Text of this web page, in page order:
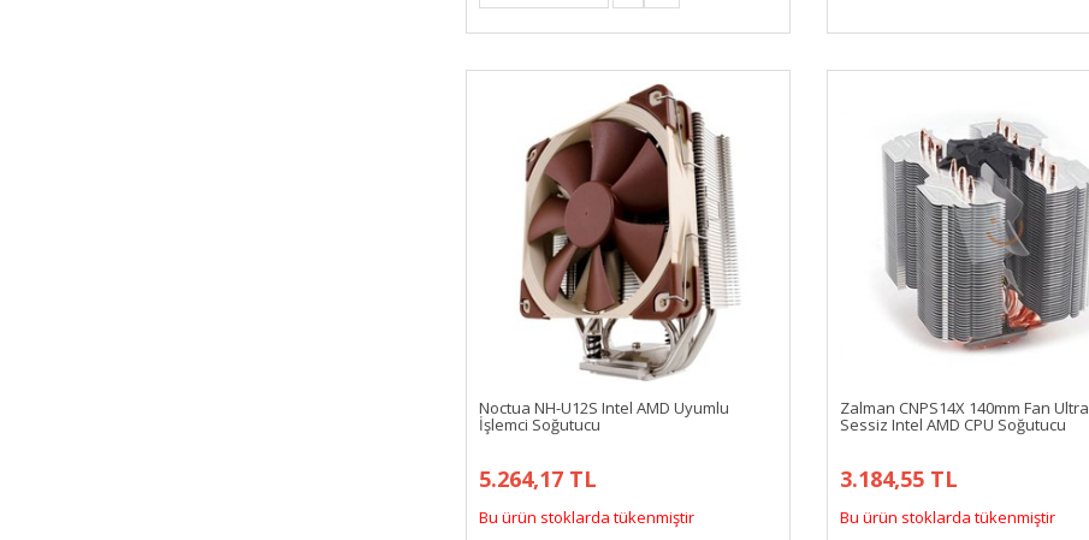
Noctua NH-U12S Intel AMD Uyumlu
İşlemci Soğutucu
5.264,17 TL
Bu ürün stoklarda tükenmiştir
Zalman CNPS14X 140mm Fan Ultra
Sessiz Intel AMD CPU Soğutucu
3.184,55 TL
Bu ürün stoklarda tükenmiştir